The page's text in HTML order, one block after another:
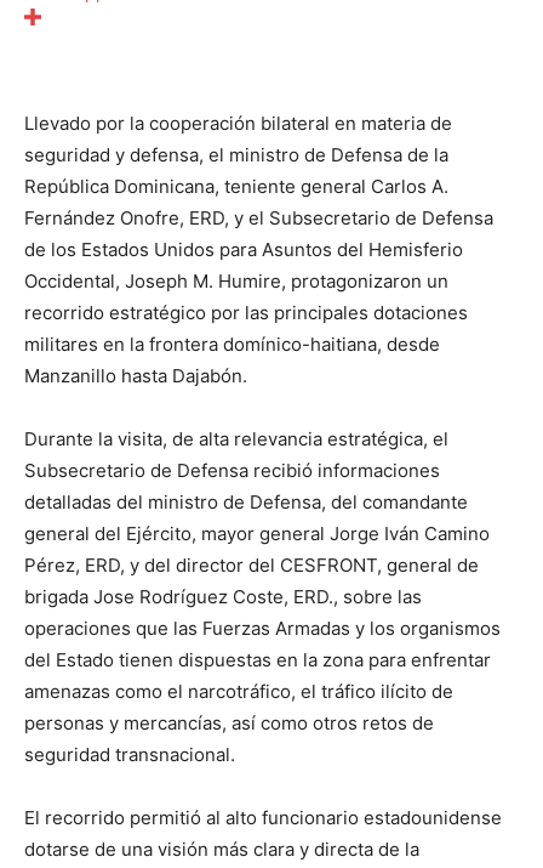
Llevado por la cooperación bilateral en materia de
seguridad y defensa, el ministro de Defensa de la
República Dominicana, teniente general Carlos A.
Fernández Onofre, ERD, y el Subsecretario de Defensa
de los Estados Unidos para Asuntos del Hemisferio
Occidental, Joseph M. Humire, protagonizaron un
recorrido estratégico por las principales dotaciones
militares en la frontera domínico-haitiana, desde
Manzanillo hasta Dajabón.
Durante la visita, de alta relevancia estratégica, el
Subsecretario de Defensa recibió informaciones
detalladas del ministro de Defensa, del comandante
general del Ejército, mayor general Jorge Iván Camino
Pérez, ERD, y del director del CESFRONT, general de
brigada Jose Rodríguez Coste, ERD., sobre las
operaciones que las Fuerzas Armadas y los organismos
del Estado tienen dispuestas en la zona para enfrentar
amenazas como el narcotráfico, el tráfico ilícito de
personas y mercancías, así como otros retos de
seguridad transnacional.
El recorrido permitió al alto funcionario estadounidense
dotarse de una visión más clara y directa de la